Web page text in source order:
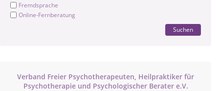
Fremdsprache
Online-Fernberatung
Suchen
Verband Freier Psychotherapeuten, Heilpraktiker für
Psychotherapie und Psychologischer Berater e.V.